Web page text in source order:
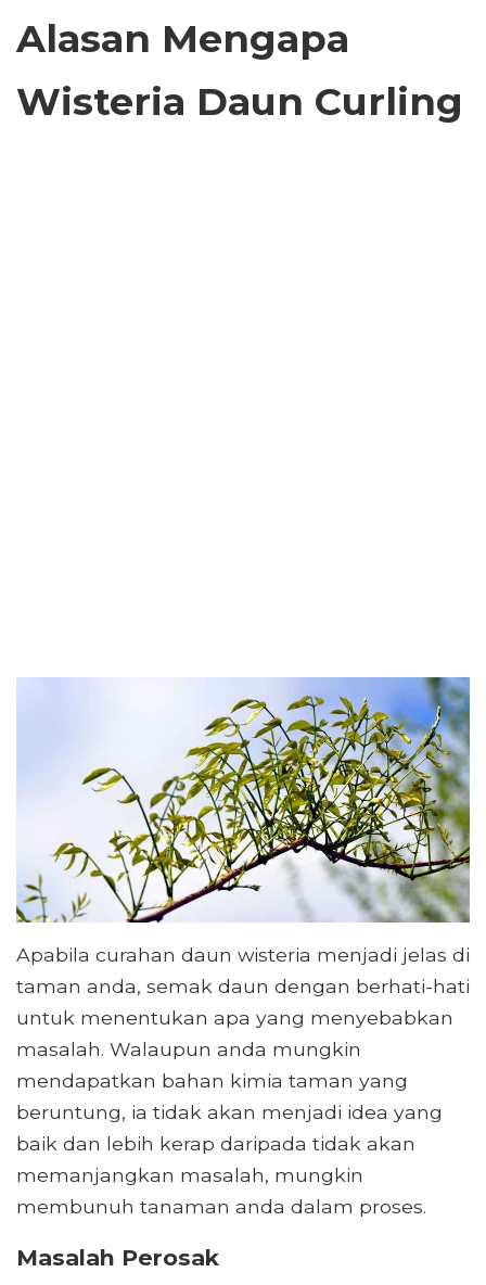
Alasan Mengapa
Wisteria Daun Curling
Apabila curahan daun wisteria menjadi jelas di
taman anda, semak daun dengan berhati-hati
untuk menentukan apa yang menyebabkan
masalah. Walaupun anda mungkin
mendapatkan bahan kimia taman yang
beruntung, ia tidak akan menjadi idea yang
baik dan lebih kerap daripada tidak akan
memanjangkan masalah, mungkin
membunuh tanaman anda dalam proses.
Masalah Perosak